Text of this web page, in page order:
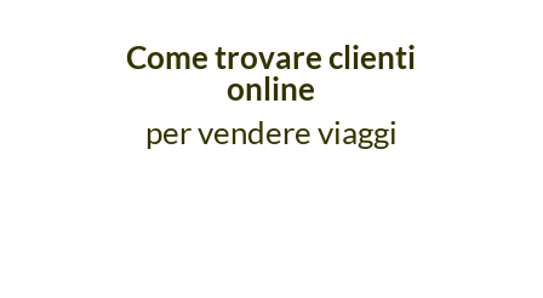
Come trovare clienti
online
per vendere viaggi